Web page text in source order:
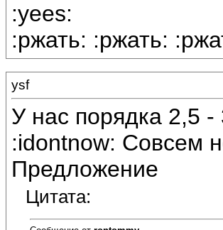
:yees:
:ржать: :ржать:
ysf
У нас порядка 2,5
:idontnow: Совсем
Предложение
Цитата: